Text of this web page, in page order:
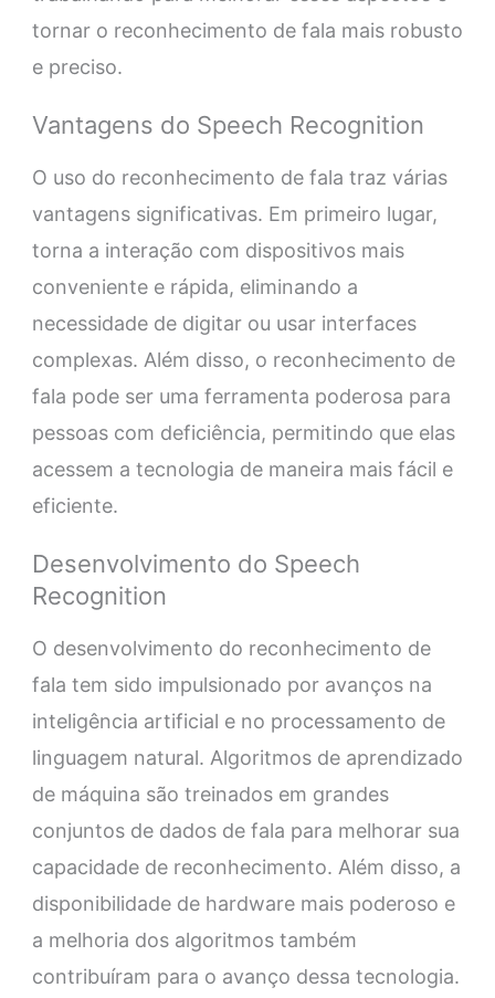
tornar o reconhecimento de fala mais robusto
e preciso.
Vantagens do Speech Recognition
O uso do reconhecimento de fala traz várias
vantagens significativas. Em primeiro lugar,
torna a interação com dispositivos mais
conveniente e rápida, eliminando a
necessidade de digitar ou usar interfaces
complexas. Além disso, o reconhecimento de
fala pode ser uma ferramenta poderosa para
pessoas com deficiência, permitindo que elas
acessem a tecnologia de maneira mais fácil e
eficiente.
Desenvolvimento do Speech
Recognition
O desenvolvimento do reconhecimento de
fala tem sido impulsionado por avanços na
inteligência artificial e no processamento de
linguagem natural. Algoritmos de aprendizado
de máquina são treinados em grandes
conjuntos de dados de fala para melhorar sua
capacidade de reconhecimento. Além disso, a
disponibilidade de hardware mais poderoso e
a melhoria dos algoritmos também
contribuíram para o avanço dessa tecnologia.